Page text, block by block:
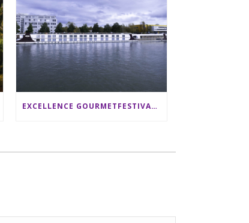
EXCELLENCE GOURMETFESTIVAL ´25: ZWEI STERNEKÖCHE ANTONIO GUIDA & DARIO MORESCO VERWÖHNEN IHRE GÄSTE AUF EINER LUXERIÖSEN SCHIFFSREISE